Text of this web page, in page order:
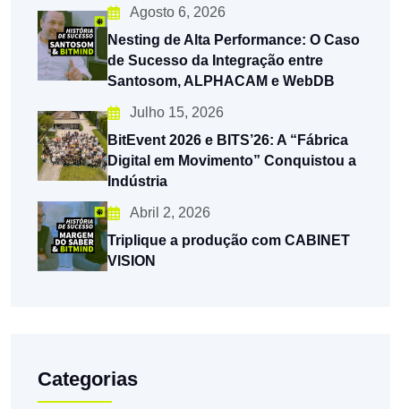
Agosto 6, 2026
Nesting de Alta Performance: O Caso
de Sucesso da Integração entre
Santosom, ALPHACAM e WebDB
Julho 15, 2026
BitEvent 2026 e BITS’26: A “Fábrica
Digital em Movimento” Conquistou a
Indústria
Abril 2, 2026
Triplique a produção com CABINET
VISION
Categorias